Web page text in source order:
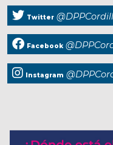
Twitter
Facebook
Instagram